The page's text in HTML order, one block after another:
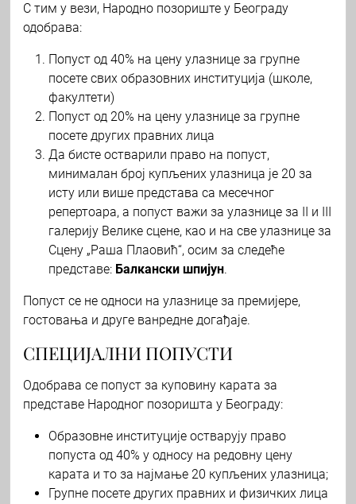
С тим у вези, Народно позориште у Београду
одобрава:
Попуст од 40% на цену улазнице за групне
посете свих образовних институција (школе,
факултети)
Попуст од 20% на цену улазнице за групне
посете других правних лица
Да бисте остварили право на попуст,
минималан број купљених улазница је 20 за
исту или више представа са месечног
репертоара, а попуст важи за улазнице за II и III
галерију Велике сцене, као и на све улазнице за
Сцену „Раша Плаовић“, осим за следеће
представе: Балкански шпијун.
Попуст се не односи на улазнице за премијере,
гостовања и друге ванредне догађаје.
СПЕЦИЈАЛНИ ПОПУСТИ
Одобрава се попуст за куповину карата за
представе Народног позоришта у Београду:
Образовне институције остварују право
попуста од 40% у односу на редовну цену
карата и то за најмање 20 купљених улазница;
Групне посете других правних и физичких лица